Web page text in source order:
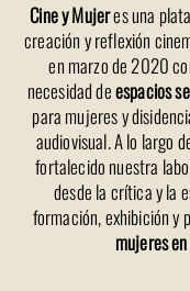
Cine y Mujeres una
creación y reflexión
en marzo de 2020
necesidad deespacios
para mujeres y
audiovisual. A lo largo
fortalecido nuestra
desde la crítica y la
formación, exhibición y
mujeres